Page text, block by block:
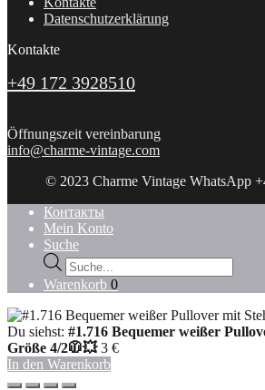
Datenschutzerklärung
Kontakte
+49 172 3928510
Öffnungszeit vereinbarung
info@charme-vintage.com
© 2023 Charme Vintage WhatsApp
Контакты
Mein Konto
Suche
Products
search
Warenkorb 0
Du siehst: #1.716 Bequemer weißer
Größe 4/2🧥💥 3 €
In den Warenkorb